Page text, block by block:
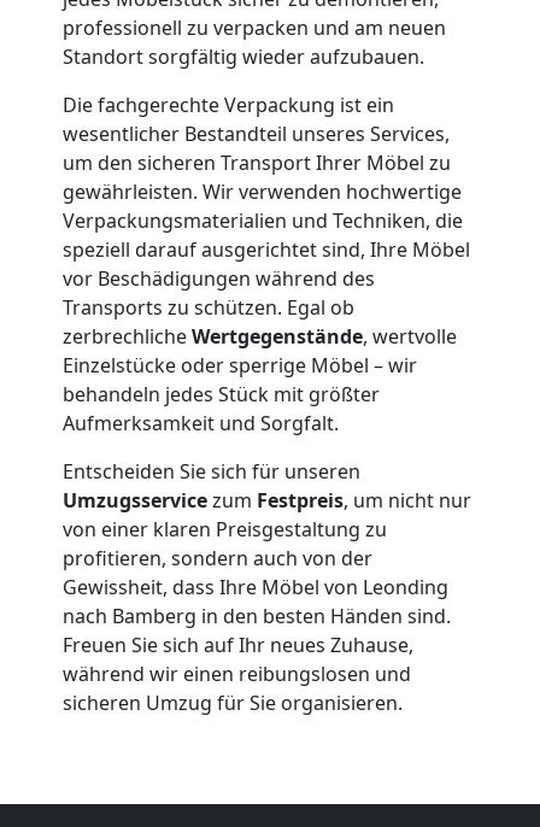
professionell zu verpacken und am neuen
Standort sorgfältig wieder aufzubauen.
Die fachgerechte Verpackung ist ein
wesentlicher Bestandteil unseres Services,
um den sicheren Transport Ihrer Möbel zu
gewährleisten. Wir verwenden hochwertige
Verpackungsmaterialien und Techniken, die
speziell darauf ausgerichtet sind, Ihre Möbel
vor Beschädigungen während des
Transports zu schützen. Egal ob
zerbrechlicheWertgegenstände, wertvolle
Einzelstücke oder sperrige Möbel – wir
behandeln jedes Stück mit größter
Aufmerksamkeit und Sorgfalt.
Entscheiden Sie sich für unseren
Umzugsservicezum Festpreis, um nicht nur
von einer klaren Preisgestaltung zu
profitieren, sondern auch von der
Gewissheit, dass Ihre Möbel von Leonding
nach Bamberg in den besten Händen sind.
Freuen Sie sich auf Ihr neues Zuhause,
während wir einen reibungslosen und
sicheren Umzug für Sie organisieren.
und
Lagerung
Leonding
Full-
Service-
Umzug
Leonding
Qualitäts-
Umzüge
Leonding
Vereinsumzug
Leonding